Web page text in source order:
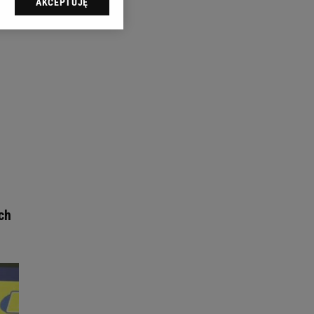
sp. z o.o., jej
swoje preferencje